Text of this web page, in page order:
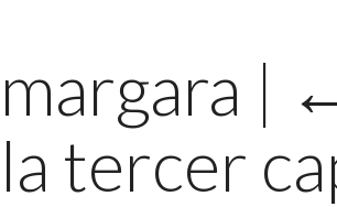
margara |
la tercer